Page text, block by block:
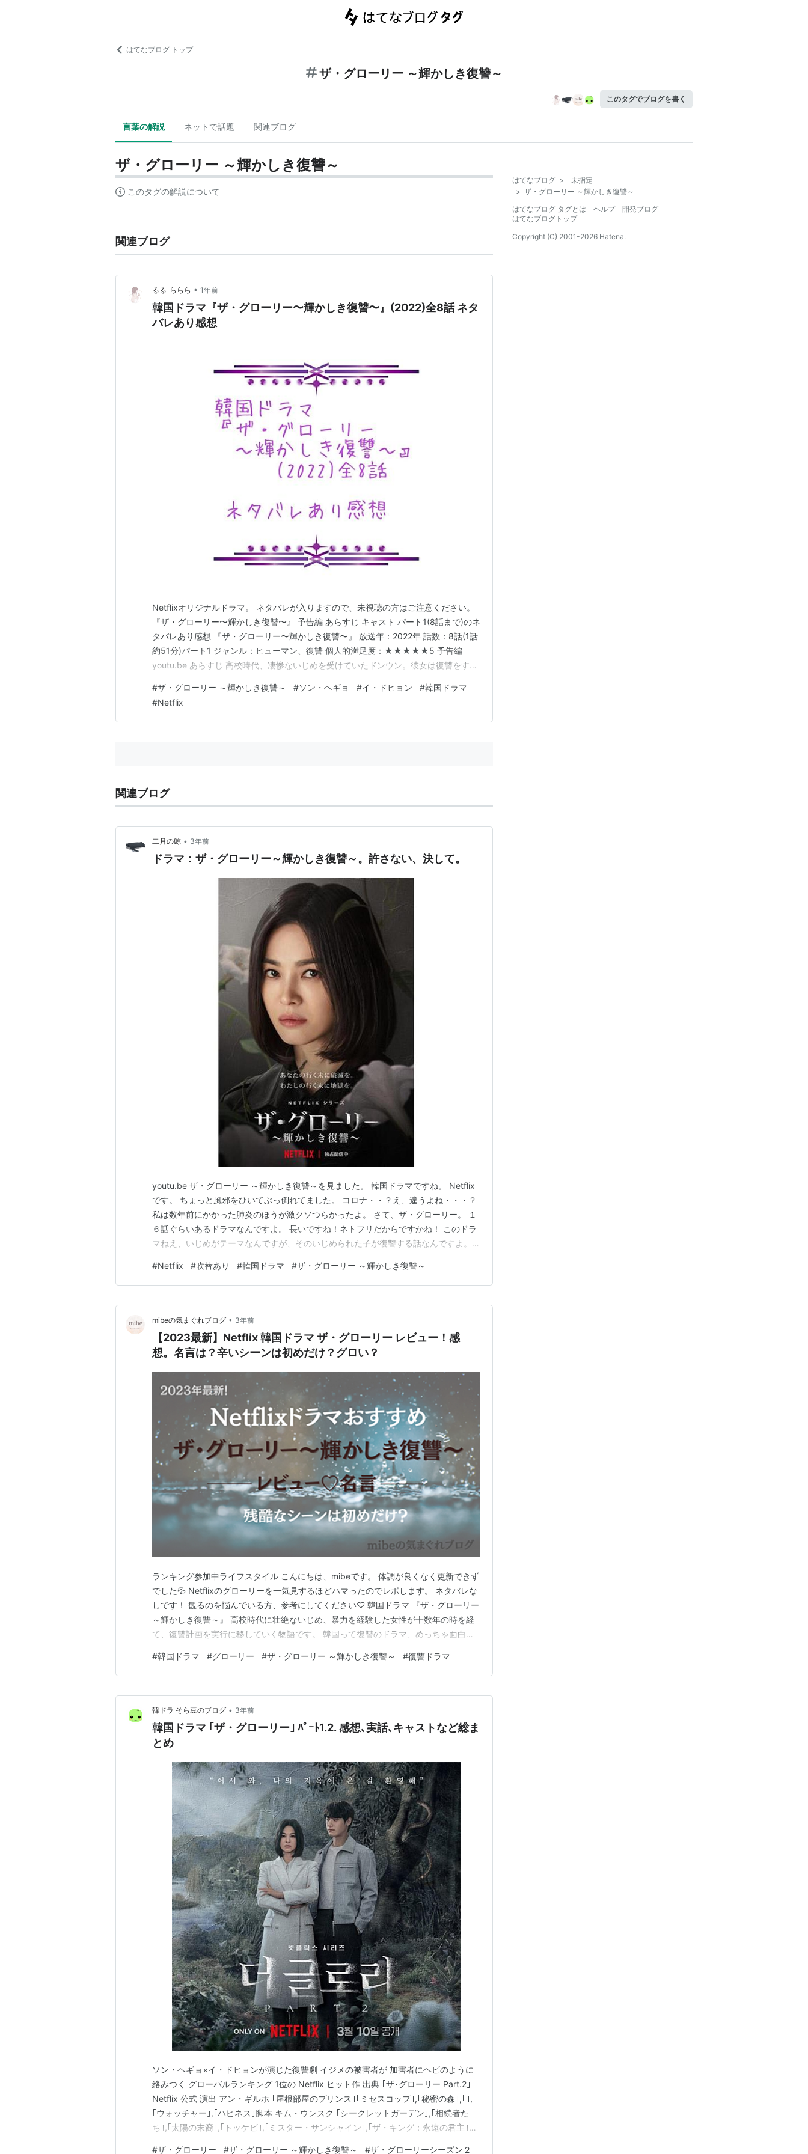
はてなブログ トップ
ザ・グローリー ～輝かしき復讐～
このタグでブログを書く
言葉の解説 ネットで話題 関連ブログ
ザ・グローリー ～輝かしき復讐～
このタグの解説について
関連ブログ
るる_ららら • 1年前
韓国ドラマ『ザ・グローリー〜輝かしき復讐〜』(2022)全8話 ネタ
バレあり感想
Netflixオリジナルドラマ。 ネタバレが入りますので、未視聴の方はご注意ください。
『ザ・グローリー〜輝かしき復讐〜』 予告編 あらすじ キャスト パート1(8話まで)のネ
タバレあり感想 『ザ・グローリー〜輝かしき復讐〜』 放送年：2022年 話数：8話(1話
約51分)パート1 ジャンル：ヒューマン、復讐 個人的満足度：★★★★★5 予告編
youtu.be あらすじ 高校時代、凄惨ないじめを受けていたドンウン。彼女は復讐をする
師 イ・ドヒョンさん：チュ・ヨジョン 形成外科医 イム・ジヨンさん：パク・ヨンジ
ン…
#ザ・グローリー ～輝かしき復讐～ #ソン・ヘギョ #イ・ドヒョン #韓国ドラマ
#Netflix
関連ブログ
二月の鯨 • 3年前
ドラマ：ザ・グローリー～輝かしき復讐～。許さない、決して。
youtu.be ザ・グローリー ～輝かしき復讐～を見ました。 韓国ドラマですね。 Netflix
です。 ちょっと風邪をひいてぶっ倒れてました。 コロナ・・？え、違うよね・・・？
私は数年前にかかった肺炎のほうが激クソつらかったよ。 さて、ザ・グローリー。 １
６話ぐらいあるドラマなんですよ。 長いですね！ネトフリだからですかね！ このドラ
マねえ、いじめがテーマなんですが、そのいじめられた子が復讐する話なんですよ。大
ッターホラーがありましたね。 javok.hatenablog.com てめえら、マジ許さねぇぞ！っ
てい…
#Netflix #吹替あり #韓国ドラマ #ザ・グローリー ～輝かしき復讐～
mibeの気まぐれブログ • 3年前
【2023最新】Netflix 韓国ドラマ ザ・グローリー レビュー！感
想。名言は？辛いシーンは初めだけ？グロい？
ランキング参加中ライフスタイル こんにちは、mibeです。 体調が良くなく更新できず
でした💦 Netflixのグローリーを一気見するほどハマったのでレポします。 ネタバレな
しです！ 観るのを悩んでいる方、参考にしてください♡ 韓国ドラマ 『ザ・グローリー
～輝かしき復讐～』 高校時代に壮絶ないじめ、暴力を経験した女性が十数年の時を経
て、復讐計画を実行に移していく物語です。 韓国って復讐のドラマ、めっちゃ面白い
す。 特に1話が残酷。 残酷なので流し見したのですが、伏線やメンバーの顔が覚えら
れないので結局2回観ました。…
#韓国ドラマ #グローリー #ザ・グローリー ～輝かしき復讐～ #復讐ドラマ
韓ドラ そら豆のブログ • 3年前
韓国ドラマ ｢ザ・グローリー｣ ﾊﾟｰﾄ1.2. 感想､実話､キャストなど総ま
とめ
ソン・ヘギョ×イ・ドヒョンが演じた復讐劇 イジメの被害者が 加害者にヘビのように
絡みつく グローバルランキング 1位の Netflix ヒット作 出典 ｢ザ･グローリー Part.2｣
Netflix 公式 演出 アン・ギルホ ｢屋根部屋のプリンス｣｢ミセスコップ｣,｢秘密の森｣,｢｣,
｢ウォッチャー｣,｢ハピネス｣脚本 キム・ウンスク ｢シークレットガーデン｣,｢相続者た
ち｣,｢太陽の末裔｣,｢トッケビ｣,｢ミスター・サンシャイン｣,｢ザ・キング：永遠の君主｣制
#ザ・グローリー #ザ・グローリー ～輝かしき復讐～ #ザ・グローリーシーズン２
はてなブログ >
未指定
> ザ・グローリー ～輝かしき復讐～
はてなブログ タグとは
ヘルプ
開発ブログ
はてなブログトップ
Copyright (C) 2001-2026 Hatena.